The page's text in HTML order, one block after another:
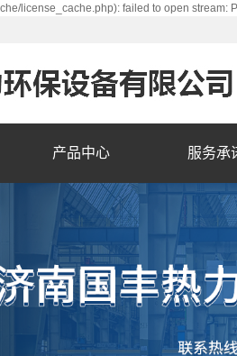
license_cache.php): failed to open
产品中心 服务承